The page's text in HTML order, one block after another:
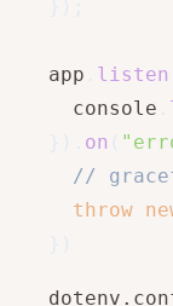
app listen
  console
on
//
throw